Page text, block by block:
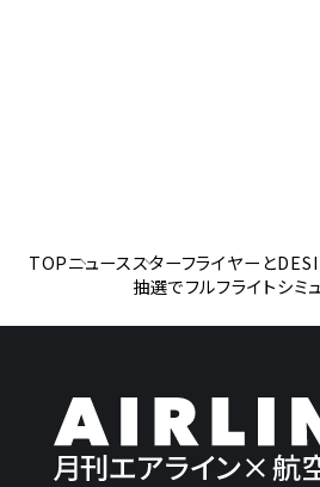
TOPニューススターフライヤーと
抽選でフルフライトシミ